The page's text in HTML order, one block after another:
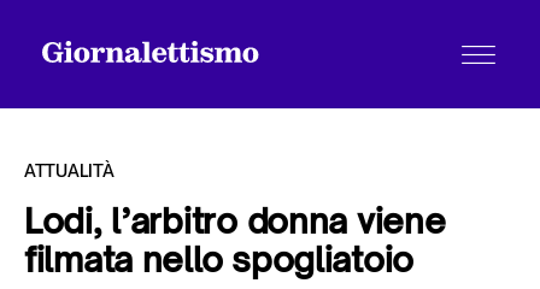
Tutti gli articoli
ATTUALITÀ
Lodi, l’arbitro donna viene
filmata nello spogliatoio